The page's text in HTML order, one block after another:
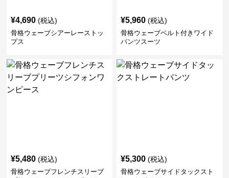
¥4,690 (税込)
骨格ウェーブシアーレーストッ
プス
¥5,960 (税込)
骨格ウェーブベルト付きワイド
パンツスーツ
¥5,480 (税込)
骨格ウェーブフレンチスリーブ
¥5,300 (税込)
骨格ウェーブサイドタックスト